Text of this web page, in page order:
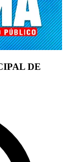
DE